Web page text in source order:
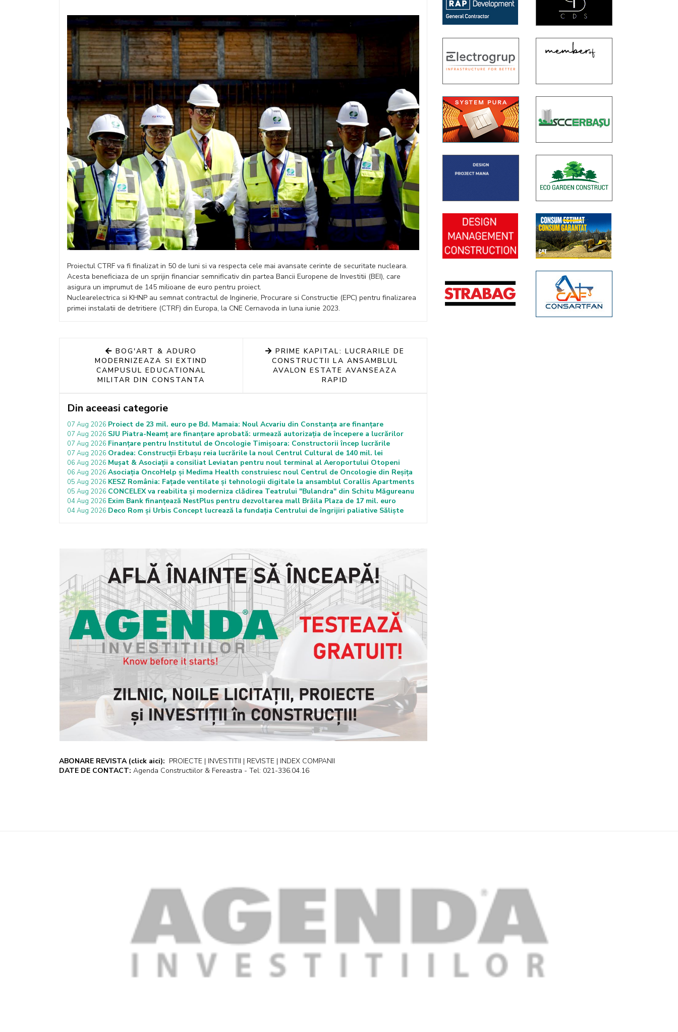
Proiectul CTRF va fi finalizat in 50 de luni si va respecta cele mai avansate cerinte de securitate nucleara.
Acesta beneficiaza de un sprijin financiar semnificativ din partea Bancii Europene de Investitii (BEI), care
asigura un imprumut de 145 milioane de euro pentru proiect.
Nuclearelectrica si KHNP au semnat contractul de Inginerie, Procurare si Constructie (EPC) pentru finalizarea
primei instalatii de detritiere (CTRF) din Europa, la CNE Cernavoda in luna iunie 2023.
BOG'ART & ADURO
MODERNIZEAZA SI EXTIND
CAMPUSUL EDUCATIONAL
MILITAR DIN CONSTANTA
PRIME KAPITAL: LUCRARILE DE
CONSTRUCTII LA ANSAMBLUL
AVALON ESTATE AVANSEAZA
RAPID
Din aceeasi categorie
07 Aug 2026 Proiect de 23 mil. euro pe Bd. Mamaia: Noul Acvariu din Constanța are finanțare
07 Aug 2026 SJU Piatra-Neamț are finanțare aprobată: urmează autorizația de începere a lucrărilor
07 Aug 2026 Finanțare pentru Institutul de Oncologie Timișoara: Constructorii încep lucrările
07 Aug 2026 Oradea: Construcții Erbașu reia lucrările la noul Centrul Cultural de 140 mil. lei
06 Aug 2026 Mușat & Asociații a consiliat Leviatan pentru noul terminal al Aeroportului Otopeni
06 Aug 2026 Asociația OncoHelp și Medima Health construiesc noul Centrul de Oncologie din Reșița
05 Aug 2026 KESZ România: Fațade ventilate și tehnologii digitale la ansamblul Corallis Apartments
05 Aug 2026 CONCELEX va reabilita și moderniza clădirea Teatrului "Bulandra" din Schitu Măgureanu
04 Aug 2026 Exim Bank finanțează NestPlus pentru dezvoltarea mall Brăila Plaza de 17 mil. euro
04 Aug 2026 Deco Rom și Urbis Concept lucrează la fundația Centrului de îngrijiri paliative Săliște
ABONARE REVISTA (click aici): PROIECTE | INVESTITII | REVISTE | INDEX COMPANII
DATE DE CONTACT: Agenda Constructiilor & Fereastra - Tel: 021-336.04.16